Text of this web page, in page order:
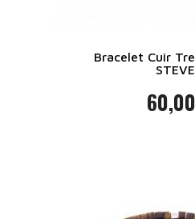
Bracelet Cuir